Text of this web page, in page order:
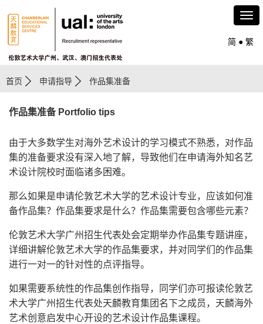
简 ● 繁
首页 申请指导 作品集准备
作品集准备 Portfolio tips
由于大多数学生对海外艺术设计的学习模式不熟悉，对作品
集的准备要求没有深入地了解，导致他们在申请海外知名艺
术设计院校时面临诸多困难。
那么如果是申请伦敦艺术大学的艺术设计专业，应该如何准
备作品集？作品集要求是什么？作品集需要包含哪些元素？
伦敦艺术大学广州招生代表处会定期举办作品集专题讲座，
详细讲解伦敦艺术大学的作品集要求，并对同学们的作品集
进行一对一的针对性的点评指导。
如果需要系统性的作品集创作指导，同学们亦可报读伦敦艺
术大学广州招生代表处天麟教育集团名下之成员，天麟海外
艺术创意启发中心开设的艺术设计作品集课程。